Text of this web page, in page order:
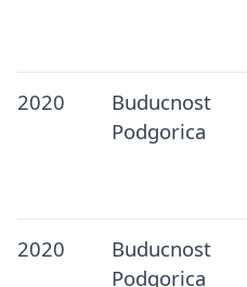
2020
Buducnost
Podgorica
2020
Buducnost
Podgorica